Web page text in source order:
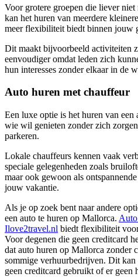
Voor grotere groepen die liever
kan het huren van meerdere
meer flexibiliteit biedt binnen jouw
Dit maakt bijvoorbeeld activiteiten
eenvoudiger omdat leden zich
hun interesses zonder elkaar in de
Auto huren met chauffeur
Een luxe optie is het huren van
wie wil genieten zonder zich
parkeren.
Lokale chauffeurs kennen vaak
speciale gelegenheden zoals
maar ook gewoon als
jouw vakantie.
Als je op zoek bent naar andere
een auto te huren op Mallorca.
Ilove2travel.nl biedt flexibiliteit
Voor degenen die geen creditcard
dat auto huren op Mallorca zonder
sommige verhuurbedrijven. Dit
geen creditcard gebruikt of er geen